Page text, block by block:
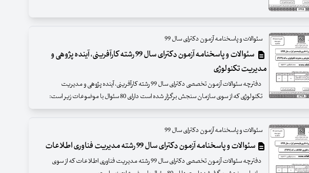
سئوالات و پاسخنامه آزمون دکترای سال 99
سئوالات و پاسخنامه آزمون دکترای سال 99 رشته کارآفرینی، آینده پژوهی و
مدیریت تکنولوژی
دفترچه سئوالات آزمون تخصصی دکترای سال 99 رشته کارآفرینی، آینده پژوهی و مدیریت
تکنولوژی که از سوی سازمان سنجش برگزار شده است دارای 80 سئوال با موضوعات زیر است:
سئوالات و پاسخنامه آزمون دکترای سال 99
سئوالات و پاسخنامه آزمون دکترای سال 99 رشته مدیریت فناوری اطلاعات
دفترچه سئوالات آزمون تخصصی دکترای سال 99 رشته مدیریت فناوری اطلاعات که از سوی